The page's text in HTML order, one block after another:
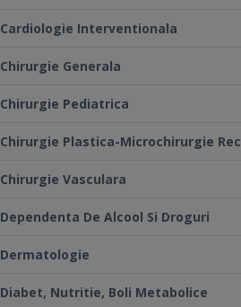
Cardiologie Interventionala
Chirurgie Generala
Chirurgie Pediatrica
Chirurgie Plastica-Microchirurgie
Chirurgie Vasculara
Dependenta De Alcool Si Droguri
Dermatologie
Diabet, Nutritie, Boli Metabolice